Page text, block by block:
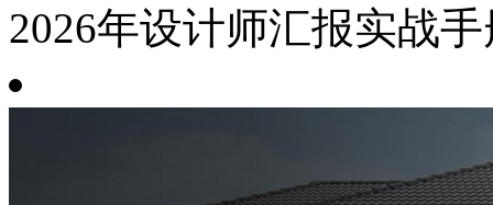
2026年设计师汇报实战